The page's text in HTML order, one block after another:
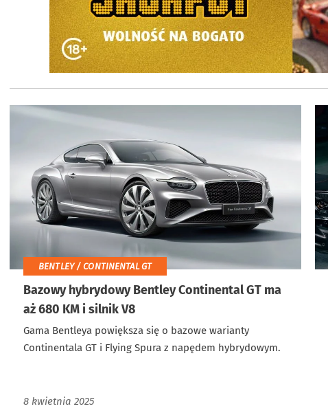
BENTLEY / CONTINENTAL GT
Bazowy hybrydowy Bentley Continental GT ma
aż 680 KM i silnik V8
Gama Bentleya powiększa się o bazowe warianty
Continentala GT i Flying Spura z napędem hybrydowym.
8 kwietnia 2025